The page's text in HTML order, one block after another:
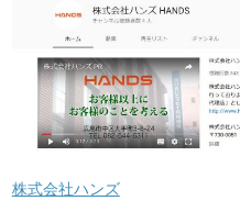
株式会社ハンズ